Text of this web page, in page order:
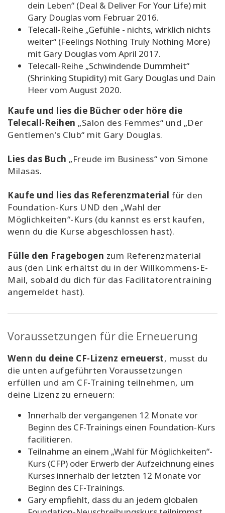
dein Leben“ (Deal & Deliver For Your Life) mit
Gary Douglas vom Februar 2016.
Telecall-Reihe „Gefühle - nichts, wirklich nichts
weiter“ (Feelings Nothing Truly Nothing More)
mit Gary Douglas vom April 2017.
Telecall-Reihe „Schwindende Dummheit“
(Shrinking Stupidity) mit Gary Douglas und Dain
Heer vom August 2020.
Kaufe und lies die Bücher oder höre die
Telecall-Reihen „Salon des Femmes“ und „Der
Gentlemen's Club“ mit Gary Douglas.
Lies das Buch „Freude im Business“ von Simone
Milasas.
Kaufe und lies das Referenzmaterial für den
Foundation-Kurs UND den „Wahl der
Möglichkeiten“-Kurs (du kannst es erst kaufen,
wenn du die Kurse abgeschlossen hast).
Fülle den Fragebogen zum Referenzmaterial
aus (den Link erhältst du in der Willkommens-E-
Mail, sobald du dich für das Facilitatorentraining
angemeldet hast).
Voraussetzungen für die Erneuerung
Wenn du deine CF-Lizenz erneuerst, musst du
die unten aufgeführten Voraussetzungen
erfüllen und am CF-Training teilnehmen, um
deine Lizenz zu erneuern:
Innerhalb der vergangenen 12 Monate vor
Beginn des CF-Trainings einen Foundation-Kurs
facilitieren.
Teilnahme an einem „Wahl für Möglichkeiten“-
Kurs (CFP) oder Erwerb der Aufzeichnung eines
Kurses innerhalb der letzten 12 Monate vor
Beginn des CF-Trainings.
Gary empfiehlt, dass du an jedem globalen